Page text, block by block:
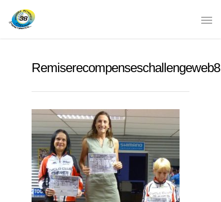
Remiserecompenseschallengeweb8